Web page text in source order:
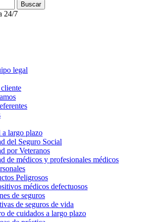
Buscar
24/7
legal
a largo plazo
del Seguro Social
por Veteranos
de médicos y profesionales médicos
Peligrosos
médicos defectuosos
de seguros
de seguros de vida
de cuidados a largo plazo